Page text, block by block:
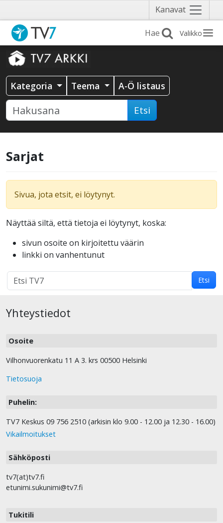
Kanavat Näytä
valikko
Valikko
Kategoria Teema A-Ö listaus
Etsi
Sarjat
Sivua, jota etsit, ei löytynyt.
Näyttää siltä, että tietoja ei löytynyt, koska:
sivun osoite on kirjoitettu väärin
linkki on vanhentunut
Hakutulokset
haulle:
Etsi
Yhteystiedot
Osoite
Vilhonvuorenkatu 11 A 3. krs 00500 Helsinki
Tietosuoja
Puhelin:
TV7 Keskus 09 756 2510 (arkisin klo 9.00 - 12.00 ja 12.30 - 16.00)
Vikailmoitukset
Sähköposti
tv7(at)tv7.fi
etunimi.sukunimi@tv7.fi
Tukitili